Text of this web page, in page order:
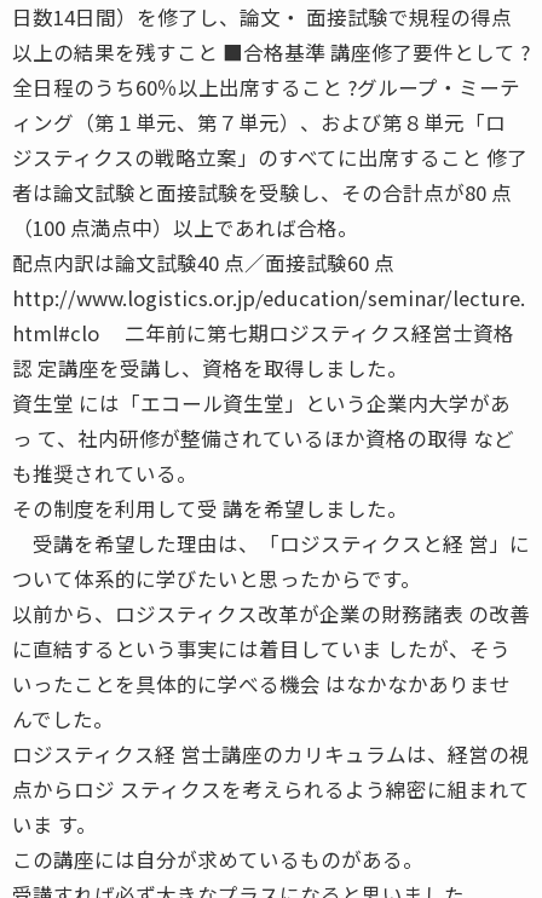
日数14日間）を修了し、論文・ 面接試験で規程の得点
以上の結果を残すこと ■合格基準 講座修了要件として ?
全日程のうち60％以上出席すること ?グループ・ミーテ
ィング（第１単元、第７単元）、および第８単元「ロ
ジスティクスの戦略立案」のすべてに出席すること 修了
者は論文試験と面接試験を受験し、その合計点が80 点
（100 点満点中）以上であれば合格。
配点内訳は論文試験40 点／面接試験60 点
http://www.logistics.or.jp/education/seminar/lecture.
html#clo 二年前に第七期ロジスティクス経営士資格
認 定講座を受講し、資格を取得しました。
資生堂 には「エコール資生堂」という企業内大学があ
っ て、社内研修が整備されているほか資格の取得 など
も推奨されている。
その制度を利用して受 講を希望しました。
受講を希望した理由は、「ロジスティクスと経 営」に
ついて体系的に学びたいと思ったからです。
以前から、ロジスティクス改革が企業の財務諸表 の改善
に直結するという事実には着目していま したが、そう
いったことを具体的に学べる機会 はなかなかありませ
んでした。
ロジスティクス経 営士講座のカリキュラムは、経営の視
点からロジ スティクスを考えられるよう綿密に組まれて
いま す。
この講座には自分が求めているものがある。